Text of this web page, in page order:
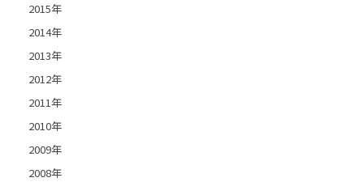
2015年
2014年
2013年
2012年
2011年
2010年
2009年
2008年